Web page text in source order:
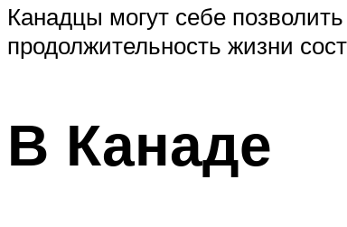
Канадцы могут себе
продолжительность жизни
В Канаде